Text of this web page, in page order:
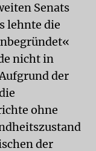
Senats
lehnte die
nicht in
der
ohne
der